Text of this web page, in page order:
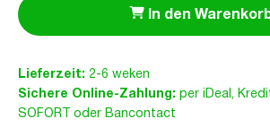
In den
Lieferzeit: 2-6 weken
Sichere Online-Zahlung: per iDeal,
SOFORT oder Bancontact